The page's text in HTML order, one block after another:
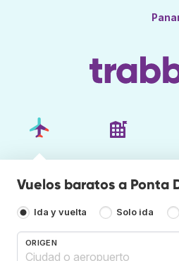
Vuelos baratos a Ponta
Ida y vuelta Solo ida
ORIGEN